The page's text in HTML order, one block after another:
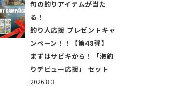
2026.8.3
旬の釣りアイテムが当た
る！
釣り人応援 プレゼントキャ
ンペーン！！【第48弾】
まずはサビキから！「海釣
りデビュー応援」 セット